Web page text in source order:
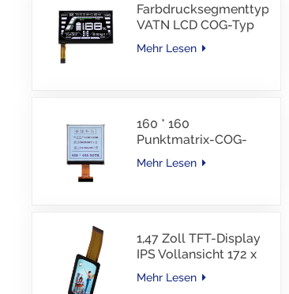
Farbdrucksegmenttyp
VATN LCD COG-Typ
LCD mit IIC-
Schnittstelle für E-
Mehr Lesen
160 * 160
Punktmatrix-COG-
LCD-Modul FSTN LCD
China Lieferant
Mehr Lesen
1,47 Zoll TFT-Display
IPS Vollansicht 172 x
320 Auflösung
Bildschirm
Mehr Lesen